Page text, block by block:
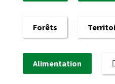
Forêts
Alimentation